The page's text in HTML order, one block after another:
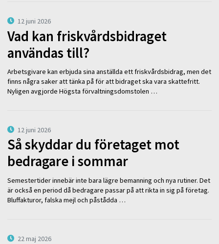
12 juni 2026
Vad kan friskvårdsbidraget
användas till?
Arbetsgivare kan erbjuda sina anställda ett friskvårdsbidrag, men det
finns några saker att tänka på för att bidraget ska vara skattefritt.
Nyligen avgjorde Högsta förvaltningsdomstolen …
12 juni 2026
Så skyddar du företaget mot
bedragare i sommar
Semestertider innebär inte bara lägre bemanning och nya rutiner. Det
är också en period då bedragare passar på att rikta in sig på företag.
Bluffakturor, falska mejl och påstådda …
22 maj 2026